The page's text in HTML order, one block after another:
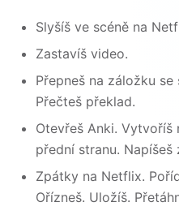
Slyšíš ve scéně na
Zastavíš video.
Přepneš na záložku
Přečteš překlad.
Otevřeš Anki.
přední stranu. Napíšeš
Zpátky na Netflix.
Ořízneš. Uložíš.